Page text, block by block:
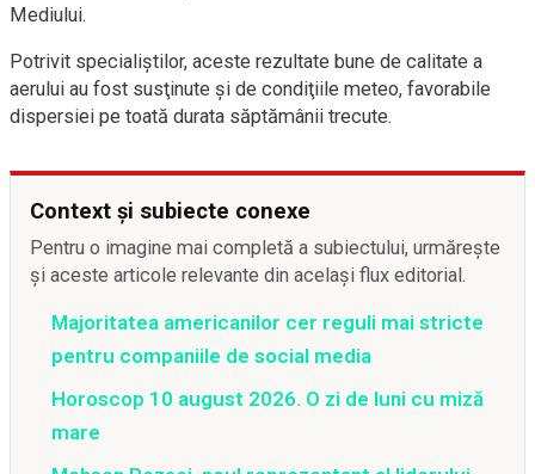
Mediului.
Potrivit specialiştilor, aceste rezultate bune de calitate a
aerului au fost susţinute şi de condiţiile meteo, favorabile
dispersiei pe toată durata săptămânii trecute.
Context și subiecte conexe
Pentru o imagine mai completă a subiectului, urmărește
și aceste articole relevante din același flux editorial.
Majoritatea americanilor cer reguli mai stricte
pentru companiile de social media
Horoscop 10 august 2026. O zi de luni cu miză
mare